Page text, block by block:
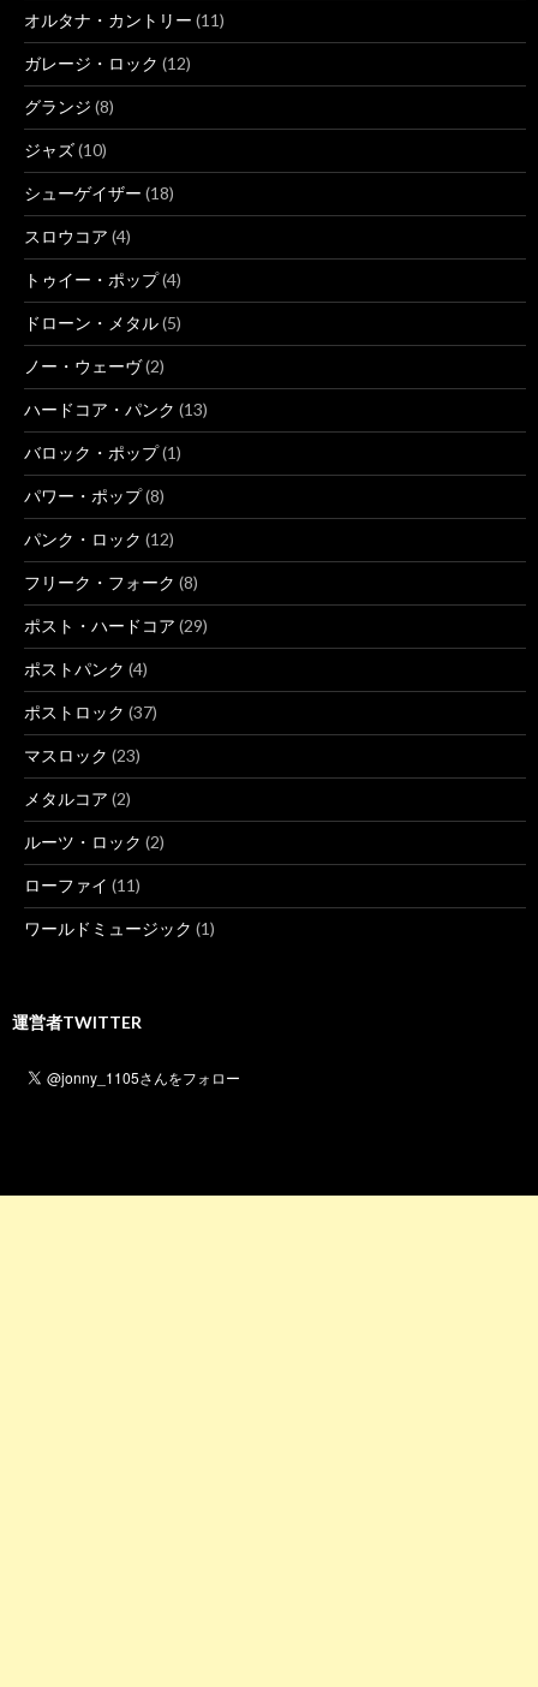
オルタナ・カントリー (11)
ガレージ・ロック (12)
グランジ (8)
ジャズ(10)
シューゲイザー (18)
スロウコア (4)
トゥイー・ポップ(4)
ドローン・メタル(5)
ノー・ウェーヴ(2)
ハードコア・パンク (13)
バロック・ポップ(1)
パワー・ポップ(8)
パンク・ロック (12)
フリーク・フォーク (8)
ポスト・ハードコア (29)
ポストパンク (4)
ポストロック (37)
マスロック (23)
メタルコア (2)
ルーツ・ロック (2)
ローファイ (11)
ワールドミュージック (1)
運営者TWITTER